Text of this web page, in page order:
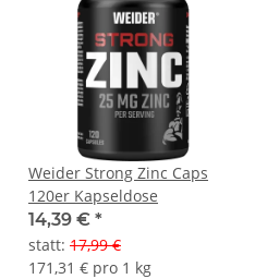
Weider Strong Zinc Caps
120er Kapseldose
14,39 € *
statt: 17,99 €
171,31 € pro 1 kg